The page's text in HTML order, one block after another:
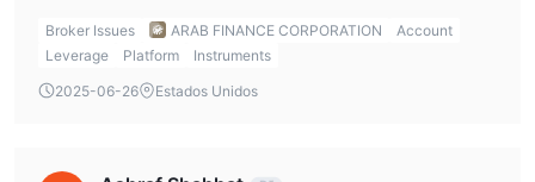
options, ETFs, and mutual funds. However,
cryptocurrencies and indices are not available.
Broker Issues ARAB FINANCE CORPORATION
Account
Leverage
Platform
Instruments
2025-06-26
Estados Unidos